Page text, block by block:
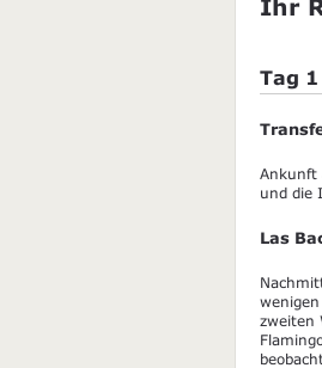
Ihr
Tag 1
Ankunft
und die
Las
zweiten